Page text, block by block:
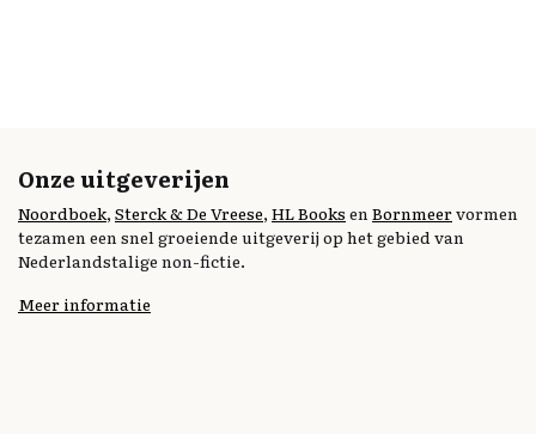
Onze uitgeverijen
Noordboek, Sterck & De Vreese, HL Books enBornmeervormen
tezamen een snel groeiende uitgeverij op het gebied van
Nederlandstalige non-fictie.
Meer informatie